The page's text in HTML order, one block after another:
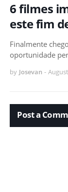
6 filmes
este fim
Finalmente
oportunidade
by Josevan -
Post a